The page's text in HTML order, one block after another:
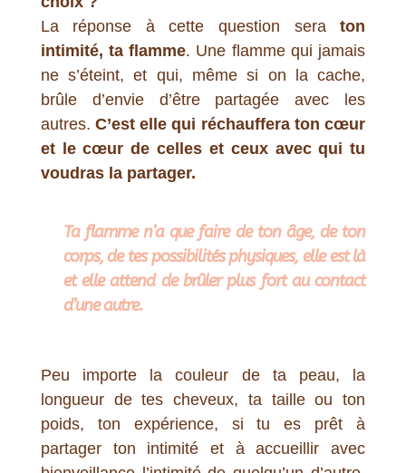
La réponse à cette question seraton
intimité, ta flamme. Une flamme qui jamais
ne s’éteint, et qui, même si on la cache,
brûle d’envie d’être partagée avec les
autres.C’est elle qui réchauffera ton cœur
et le cœur de celles et ceux avec qui tu
voudras la partager.
Ta flamme n’a que faire de ton âge, de ton
corps, de tes possibilités physiques, elle est là
et elle attend de brûler plus fort au contact
d’une autre.
Peu importe la couleur de ta peau, la
longueur de tes cheveux, ta taille ou ton
poids, ton expérience, si tu es prêt à
partager ton intimité et à accueillir avec